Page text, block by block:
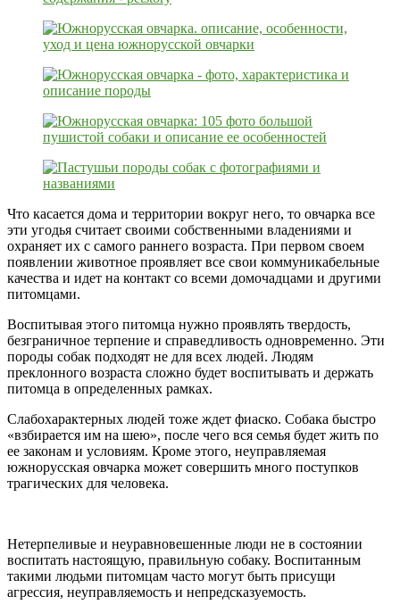
Что касается дома и территории вокруг него, то овчарка все
эти угодья считает своими собственными владениями и
охраняет их с самого раннего возраста. При первом своем
появлении животное проявляет все свои коммуникабельные
качества и идет на контакт со всеми домочадцами и другими
питомцами.
Воспитывая этого питомца нужно проявлять твердость,
безграничное терпение и справедливость одновременно. Эти
породы собак подходят не для всех людей. Людям
преклонного возраста сложно будет воспитывать и держать
питомца в определенных рамках.
Слабохарактерных людей тоже ждет фиаско. Собака быстро
«взбирается им на шею», после чего вся семья будет жить по
ее законам и условиям. Кроме этого, неуправляемая
южнорусская овчарка может совершить много поступков
трагических для человека.
Нетерпеливые и неуравновешенные люди не в состоянии
воспитать настоящую, правильную собаку. Воспитанным
такими людьми питомцам часто могут быть присущи
агрессия, неуправляемость и непредсказуемость.